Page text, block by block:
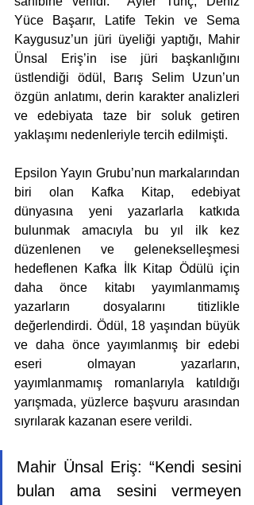
Yüce Başarır, Latife Tekin ve Sema
Kaygusuz’un jüri üyeliği yaptığı, Mahir
Ünsal Eriş’in ise jüri başkanlığını
üstlendiği ödül, Barış Selim Uzun’un
özgün anlatımı, derin karakter analizleri
ve edebiyata taze bir soluk getiren
yaklaşımı nedenleriyle tercih edilmişti.
Epsilon Yayın Grubu’nun markalarından
biri olan Kafka Kitap, edebiyat
dünyasına yeni yazarlarla katkıda
bulunmak amacıyla bu yıl ilk kez
düzenlenen ve gelenekselleşmesi
hedeflenen Kafka İlk Kitap Ödülü için
daha önce kitabı yayımlanmamış
yazarların dosyalarını titizlikle
değerlendirdi. Ödül, 18 yaşından büyük
ve daha önce yayımlanmış bir edebi
eseri olmayan yazarların,
yayımlanmamış romanlarıyla katıldığı
yarışmada, yüzlerce başvuru arasından
sıyrılarak kazanan esere verildi.
Mahir Ünsal Eriş: “Kendi sesini
bulan ama sesini vermeyen